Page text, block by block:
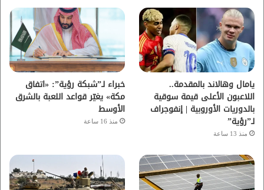
ب
و
ك
ي
ب
ت
ق
ر
ا
م
يامال وهالاند بالمقدمة..
اللاعبون الأعلى قيمة سوقية
بالدوريات الأوروبية | إنفوجراف
لـ”رؤية”
منذ 13 ساعة
خبراء لـ”شبكة رؤية”: «اتفاق
مكة» يغيّر قواعد اللعبة بالشرق
الأوسط
منذ 16 ساعة